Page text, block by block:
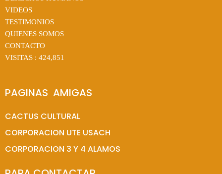
VIDEOS
TESTIMONIOS
QUIENES SOMOS
CONTACTO
VISITAS : 424,851
PAGINAS  AMIGAS
CACTUS CULTURAL
CORPORACION UTE USACH
CORPORACION 3 Y 4 ALAMOS